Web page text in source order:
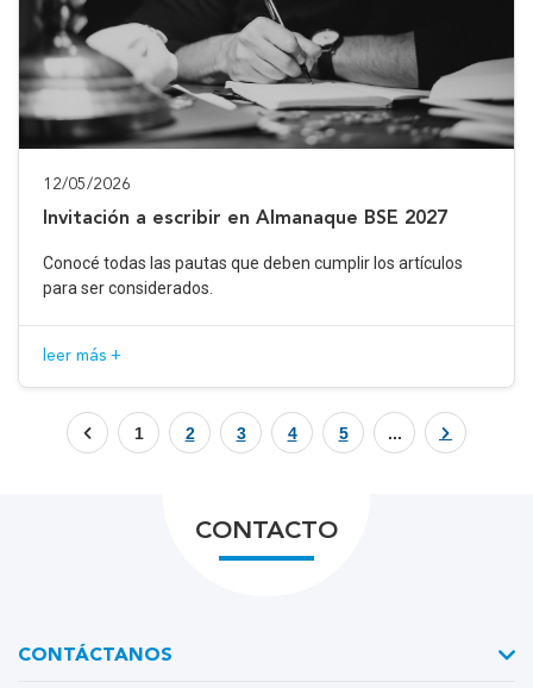
12/05/2026
Invitación a escribir en Almanaque BSE 2027
Conocé todas las pautas que deben cumplir los artículos
para ser considerados.
leer más +
1 2 3 4 5 ...
CONTACTO
CONTÁCTANOS